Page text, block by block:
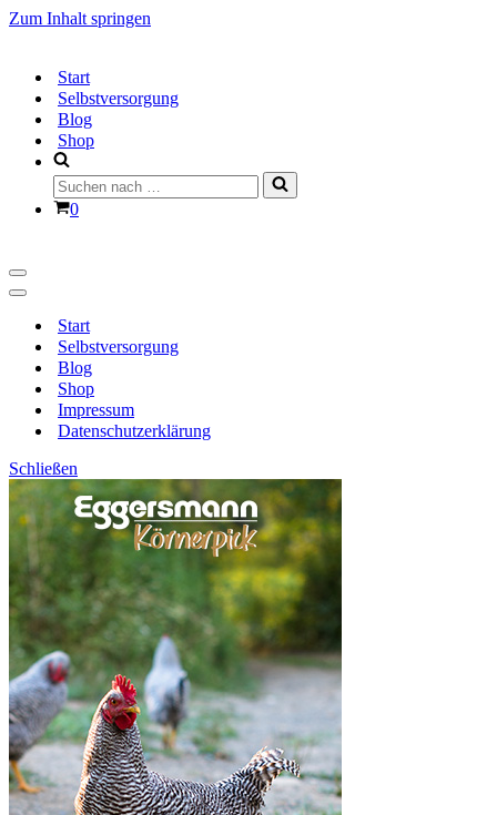
Zum Inhalt springen
Start
Selbstversorgung
Blog
Shop
Suchen
nach …
Warenkorb
0
Navigationsmenü
Navigationsmenü
Start
Selbstversorgung
Blog
Shop
Impressum
Datenschutzerklärung
Schließen